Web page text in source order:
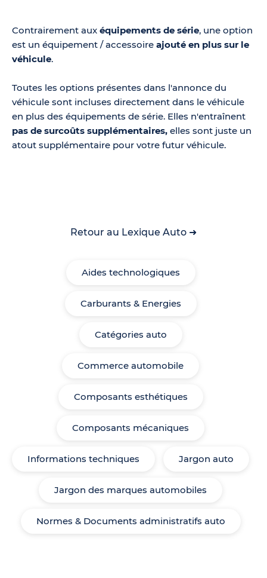
Contrairement aux équipements de série, une option
est un équipement / accessoire ajouté en plus sur le
véhicule.
Toutes les options présentes dans l'annonce du
véhicule sont incluses directement dans le véhicule
en plus des équipements de série. Elles n'entraînent
pas de surcoûts supplémentaires, elles sont juste un
atout supplémentaire pour votre futur véhicule.
Retour au Lexique Auto ➜
Aides technologiques
Carburants & Energies
Catégories auto
Commerce automobile
Composants esthétiques
Composants mécaniques
Informations techniques Jargon auto
Jargon des marques automobiles
Normes & Documents administratifs auto